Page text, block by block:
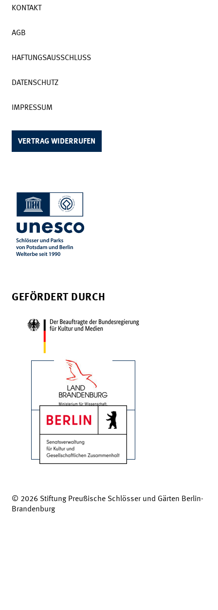
KONTAKT
AGB
HAFTUNGSAUSSCHLUSS
DATENSCHUTZ
IMPRESSUM
VERTRAG WIDERRUFEN
GEFÖRDERT DURCH
© 2026 Stiftung Preußische Schlösser und Gärten Berlin-
Brandenburg